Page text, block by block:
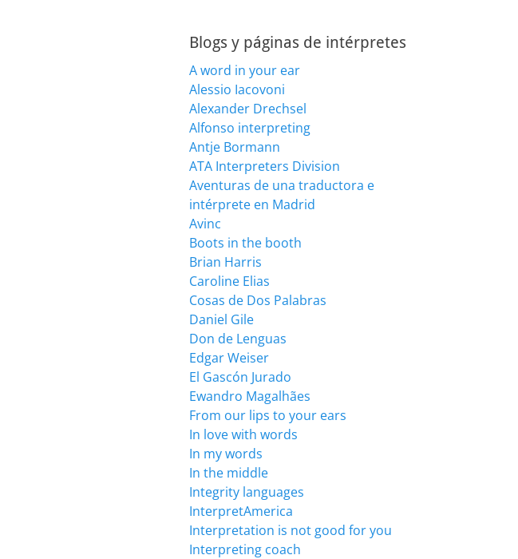
Blogs y páginas de intérpretes
A word in your ear
Alessio Iacovoni
Alexander Drechsel
Alfonso interpreting
Antje Bormann
ATA Interpreters Division
Aventuras de una traductora e
intérprete en Madrid
Avinc
Boots in the booth
Brian Harris
Caroline Elias
Cosas de Dos Palabras
Daniel Gile
Don de Lenguas
Edgar Weiser
El Gascón Jurado
Ewandro Magalhães
From our lips to your ears
In love with words
In my words
In the middle
Integrity languages
InterpretAmerica
Interpretation is not good for you
Interpreting coach